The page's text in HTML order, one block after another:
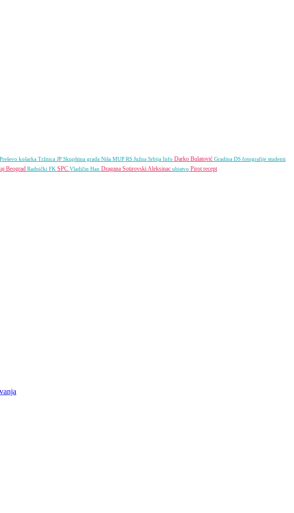
Preševo košarka Tržnica JP Skupština grada Niša MUP RS Južna Srbija Info Darko Bulatović Gradina DS fotografije studenti
Beograd Radnički FK SPC Vladičin Han Dragana SotirovskiAleksinac ubistvo Pirotrecept